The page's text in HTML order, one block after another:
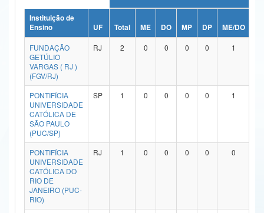
Ministério da Ciência, Tecnologia, Inovações e Comunicações
Ministério do Meio Ambiente
Ministério do Turismo
Ministério do Desenvolvimento Regional
Controladoria-Geral da União
Ministério da Mulher, da Família e dos Direitos Humanos
Secretaria-Geral
Secretaria de Governo
Gabinete de Segurança Institucional
Instituição de
Ensino
UF Total ME DO MP DP ME/DO
FUNDAÇÃO
GETÚLIO
VARGAS ( RJ )
(FGV/RJ)
RJ 2 0 0 0 0 1
PONTIFÍCIA
UNIVERSIDADE
CATÓLICA DE
SÃO PAULO
(PUC/SP)
SP 1 0 0 0 0 1
PONTIFÍCIA
UNIVERSIDADE
CATÓLICA DO
RIO DE
JANEIRO (PUC-
RIO)
RJ 1 0 0 0 0 0